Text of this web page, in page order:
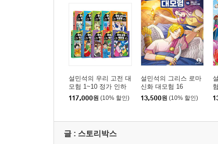
설민석의 우리 고전 대
모험 1~10 정가 인하
세트
117,000원 (10% 할인)
설민석의 그리스 로마
신화 대모험 16
13,500원 (10% 할인)
글 : 스토리박스